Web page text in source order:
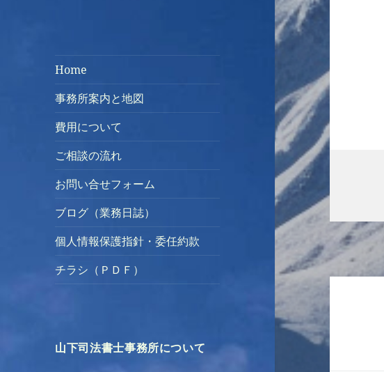
Home
事務所案内と地図
費用について
ご相談の流れ
お問い合せフォーム
ブログ（業務日誌）
個人情報保護指針・委任約款
チラシ（ＰＤＦ）
山下司法書士事務所について
投
稿
ビ